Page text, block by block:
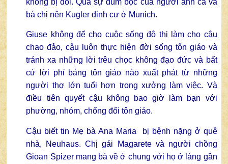
không bị đói. Qua sự đùm bọc của người anh cả và
bà chị nên Kugler định cư ở Munich.
Giuse không để cho cuộc sống đô thị làm cho cậu
chao đảo, cậu luôn thực hiện đời sống tôn giáo và
tránh xa những lời trêu chọc không đạo đức và bất
cứ lời phỉ báng tôn giáo nào xuất phát từ những
người thợ lớn tuổi hơn trong xưởng làm việc. Và
điều tiên quyết cậu không bao giờ làm bạn với
phường, nhóm, chống đối tôn giáo.
Cậu biết tin Mẹ bà Ana Maria bị bệnh nặng ở quê
nhà, Neuhaus. Chị gái Magarete và người chồng
Gioan Spizer mang bà về ở chung với họ ở làng gần